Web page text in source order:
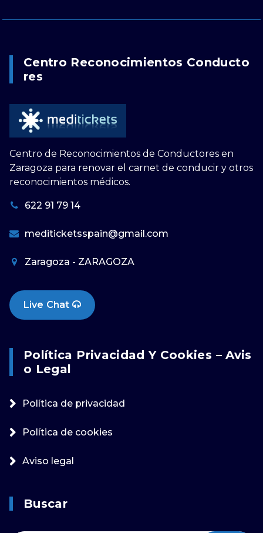
Centro Reconocimientos Conducto
Res
Centro de Reconocimientos de Conductores en
Zaragoza para renovar el carnet de conducir y otros
reconocimientos médicos.
622 91 79 14
mediticketsspain@gmail.com
Zaragoza - ZARAGOZA
Live Chat
Política Privacidad Y Cookies – Avis
O Legal
Política de privacidad
Política de cookies
Aviso legal
Buscar